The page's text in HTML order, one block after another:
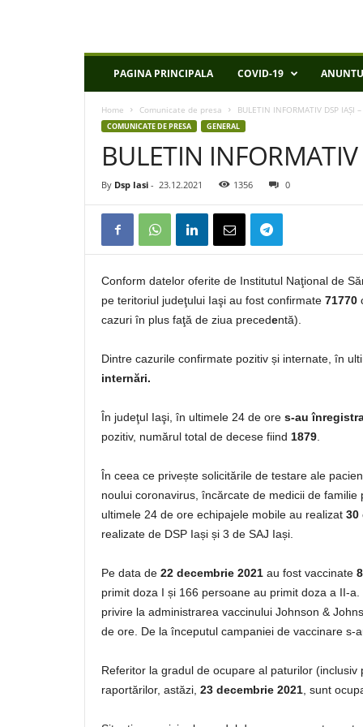
P
PAGINA PRINCIPALA COVID-19
Home Comunicate de presa BULETIN INFORMATIV DSP IAȘI
COMUNICATE DE PRESA GENERAL
BULETIN
By Dsp Iasi - 23.12.2021 1356 0
Conform datelor oferite de Institutul Naţional de
pe teritoriul judeţului Iaşi au fost confirmate 71770
cazuri în plus faţă de ziua precedentă).
Dintre cazurile confirmate pozitiv și internate, în
internări.
În judeţul Iaşi, în ultimele 24 de ore s-au
pozitiv, numărul total de decese fiind 1879
În ceea ce privește solicitările de testare ale
noului coronavirus, încărcate de medicii de
ultimele 24 de ore echipajele mobile au realizat 30
realizate de DSP Iași și 3 de SAJ Iași.
Pe data de 22 decembrie 2021 au fost vaccinate
primit doza I și 166 persoane au primit doza a II-
privire la administrarea vaccinului Johnson &
de ore. De la începutul campaniei de vaccinare s-
Referitor la gradul de ocupare al paturilor
raportărilor, astăzi, 23 decembrie 2021 , sunt